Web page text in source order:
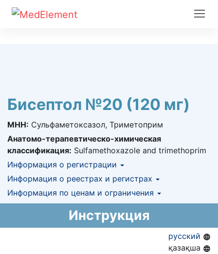
Бисептол №20 (120 мг)
МНН: Сульфаметоксазол, Триметоприм
Анатомо-терапевтическо-химическая
классификация: Sulfamethoxazole and trimethoprim
Информация о регистрации
Номер регистрации в РК:№ РК-ЛС-5№014518
Информация о регистрации в РК:26.03.2020 -
бессрочно
Информация о реестрах и регистрах
КНФ (ЛС включено в Казахстанский
национальный формуляр лекарственных
АЛО (Включено в Список бесплатного
амбулаторного лекарственного обеспечения)
Информация по ценам и ограничения
Инструкция
русский
қазақша